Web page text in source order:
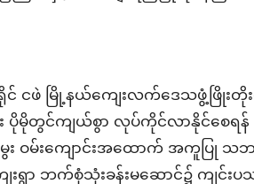
ငဖဲ မြို့နယ်ကျေးလက်ဒေသဖွံ့ဖြိုးတို
ပိုမိုတွင်ကျယ်စွာ လုပ်ကိုင်လာနိုင်စေရန် နှ
ဝမ်းကျောင်းအထောက် အကူပြု သဘ
းရွာ ဘက်စုံသုံးခန်းမဆောင်၌ ကျင်း